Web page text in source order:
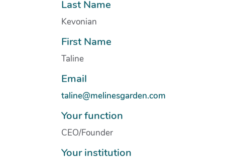
Last Name
Kevonian
First Name
Taline
Email
taline@melinesgarden.com
Your function
CEO/Founder
Your institution